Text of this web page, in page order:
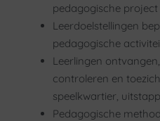
pedagogische
Leerdoelstellingen
pedagogische
Leerlingen
controleren en
speelkwartier,
Pedagogische